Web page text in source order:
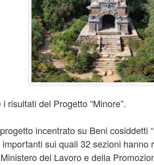
risultati del Progetto “Minore”.
incentrato su Beni cosiddetti
sui quali 32 sezioni hanno
del Lavoro e della